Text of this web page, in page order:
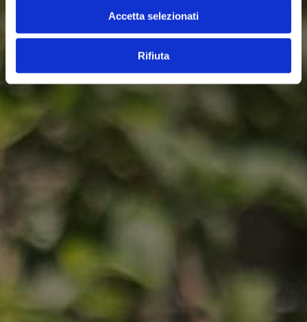
Accetta selezionati
Rifiuta